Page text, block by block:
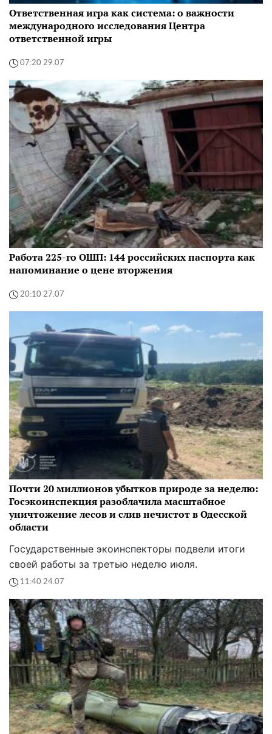
Ответственная игра как система: о важности
международного исследования Центра
ответственной игры
07:20 29.07
Работа 225-го ОШП: 144 российских паспорта как
напоминание о цене вторжения
20:10 27.07
Почти 20 миллионов убытков природе за неделю:
Госэкоинспекция разоблачила масштабное
уничтожение лесов и слив нечистот в Одесской
области
Государственные экоинспекторы подвели итоги
своей работы за третью неделю июля.
11:40 24.07